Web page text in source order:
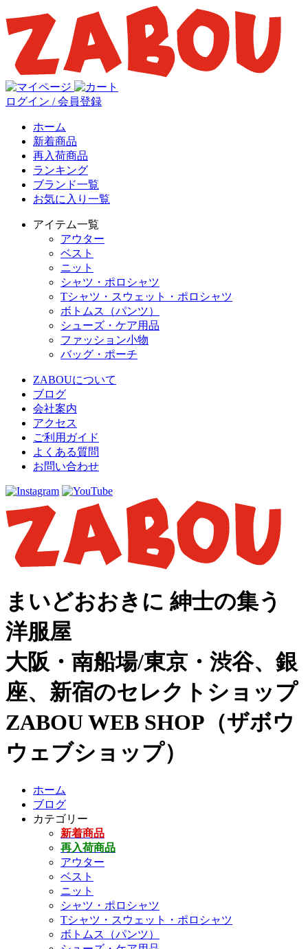
ログイン / 会員登録
ホーム
新着商品
再入荷商品
ランキング
ブランド一覧
お気に入り一覧
アイテム一覧
アウター
ベスト
ニット
シャツ・ポロシャツ
Tシャツ・スウェット・ポロシャツ
ボトムス（パンツ）
シューズ・ケア用品
ファッション小物
バッグ・ポーチ
ZABOUについて
ブログ
会社案内
アクセス
ご利用ガイド
よくある質問
お問い合わせ
まいどおおきに 紳士の集う
洋服屋
大阪・南船場/東京・渋谷、銀
座、新宿のセレクトショップ
ZABOU WEB SHOP（ザボウ
ウェブショップ）
ホーム
ブログ
カテゴリー
新着商品
再入荷商品
アウター
ベスト
ニット
シャツ・ポロシャツ
Tシャツ・スウェット・ポロシャツ
ボトムス（パンツ）